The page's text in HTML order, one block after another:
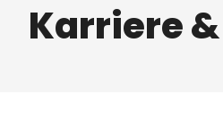
Karriere